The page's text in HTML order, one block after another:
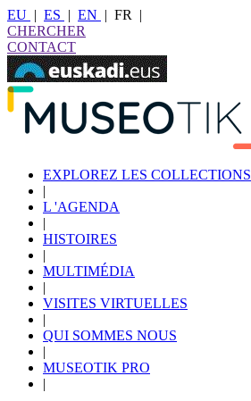
EU | ES | EN | FR
|
CHERCHER
CONTACT
EXPLOREZ LES COLLECTIONS
|
L 'AGENDA
|
HISTOIRES
|
MULTIMÉDIA
|
VISITES VIRTUELLES
|
QUI SOMMES NOUS
|
MUSEOTIK PRO
|